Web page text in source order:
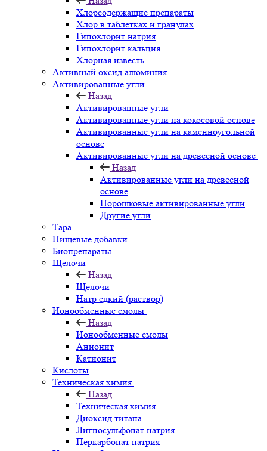
Хлорсодержащие препараты
Хлор в таблетках и гранулах
Гипохлорит натрия
Гипохлорит кальция
Хлорная известь
Активный оксид алюминия
Активированные угли
Назад
Активированные угли
Активированные угли на кокосовой основе
Активированные угли на каменноугольной
основе
Активированные угли на древесной основе
Назад
Активированные угли на древесной
основе
Порошковые активированные угли
Другие угли
Тара
Пищевые добавки
Биопрепараты
Щелочи
Назад
Щелочи
Натр едкий (раствор)
Ионообменные смолы
Назад
Ионообменные смолы
Анионит
Катионит
Кислоты
Техническая химия
Назад
Техническая химия
Диоксид титана
Лигносульфонат натрия
Перкарбонат натрия